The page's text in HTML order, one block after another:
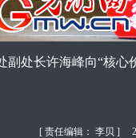
处长许海峰向“核心
[ 责任编辑： 李贝 ]